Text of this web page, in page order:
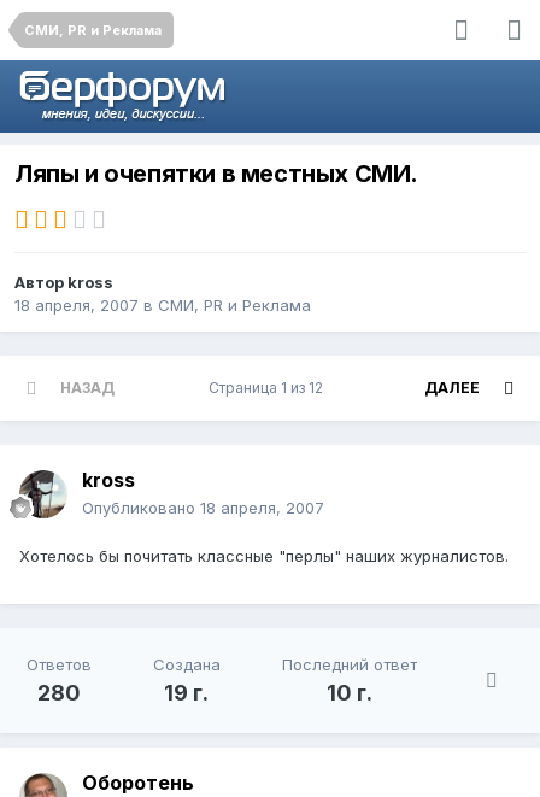
СМИ, PR и Реклама
Ляпы и очепятки в местных СМИ.
Автор kross
18 апреля, 2007 в СМИ, PR и Реклама
НАЗАД ДАЛЕЕ
Страница 1 из 12
kross
Опубликовано 18 апреля, 2007
Хотелось бы почитать классные "перлы" наших журналистов.
Ответов
280
Создана
19 г.
Последний ответ
10 г.
Оборотень